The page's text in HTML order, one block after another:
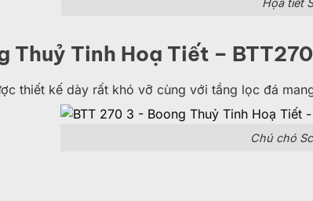
Thuỷ Tinh Hoạ Tiết –
thiết kế dày rất khó vỡ cùng với tầng lọc đá
Chú chó